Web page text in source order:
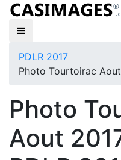
PDLR 2017
Photo Tourtoirac
Photo
Aout